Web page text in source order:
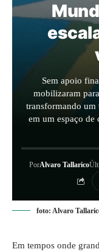
Sem apoio
mobilizaram
transformando um
em um espaço de
PorAlvaro Tallarico
foto: Alvaro
Em tempos onde